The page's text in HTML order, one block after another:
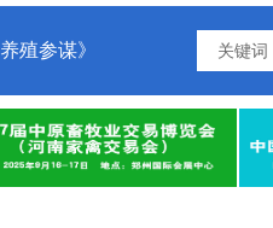
养殖参谋》 关键词